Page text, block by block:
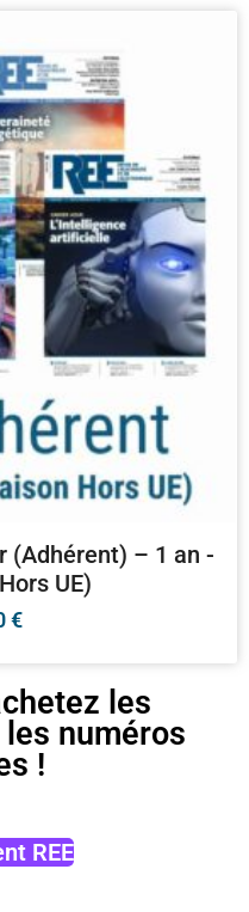
(Adhérent) – 1 an -
UE)
€
les
numéros
!
REE